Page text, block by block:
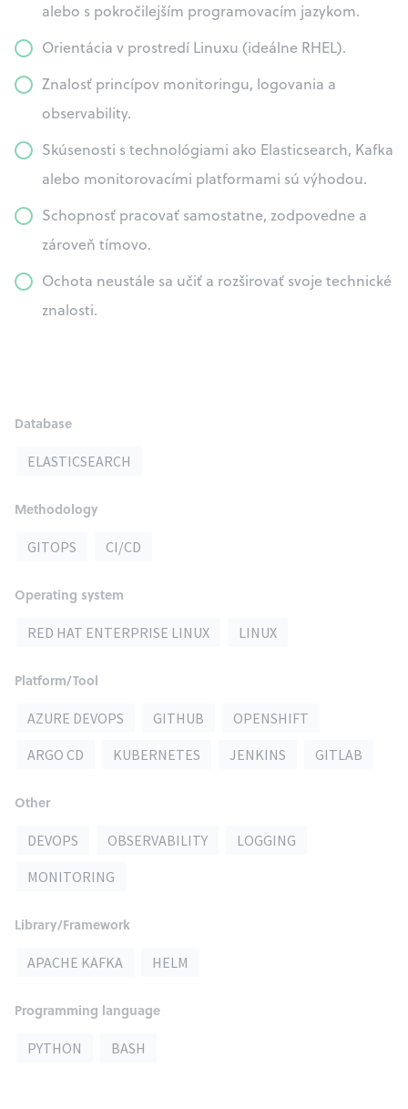
alebo s pokročilejším programovacím jazykom.
Orientácia v prostredí Linuxu (ideálne RHEL).
Znalosť princípov monitoringu, logovania a
observability.
Skúsenosti s technológiami ako Elasticsearch, Kafka
alebo monitorovacími platformami sú výhodou.
Schopnosť pracovať samostatne, zodpovedne a
zároveň tímovo.
Ochota neustále sa učiť a rozširovať svoje technické
znalosti.
Database
ELASTICSEARCH
Methodology
GITOPS CI/CD
Operating system
RED HAT ENTERPRISE LINUX LINUX
Platform/Tool
AZURE DEVOPS GITHUB
OPENSHIFT
ARGO CD
KUBERNETES JENKINS GITLAB
Other
DEVOPS OBSERVABILITY
LOGGING
MONITORING
Library/Framework
APACHE KAFKA HELM
Programming language
PYTHON BASH